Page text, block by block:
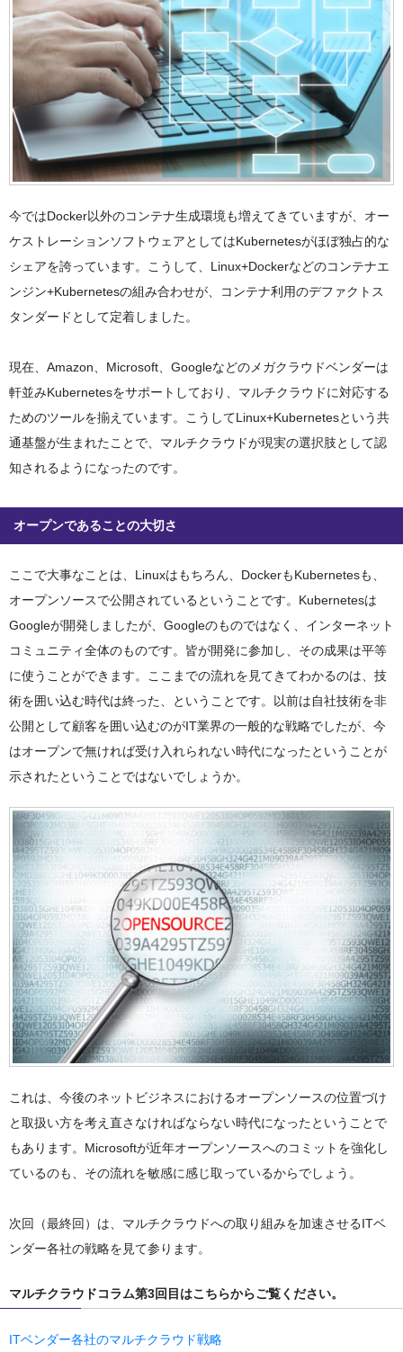
今ではDocker以外のコンテナ生成環境も増えてきていますが、オー
ケストレーションソフトウェアとしてはKubernetesがほぼ独占的な
シェアを誇っています。こうして、Linux+Dockerなどのコンテナエ
ンジン+Kubernetesの組み合わせが、コンテナ利用のデファクトス
タンダードとして定着しました。
現在、Amazon、Microsoft、Googleなどのメガクラウドベンダーは
軒並みKubernetesをサポートしており、マルチクラウドに対応する
ためのツールを揃えています。こうしてLinux+Kubernetesという共
通基盤が生まれたことで、マルチクラウドが現実の選択肢として認
知されるようになったのです。
オープンであることの大切さ
ここで大事なことは、Linuxはもちろん、DockerもKubernetesも、
オープンソースで公開されているということです。Kubernetesは
Googleが開発しましたが、Googleのものではなく、インターネット
コミュニティ全体のものです。皆が開発に参加し、その成果は平等
に使うことができます。ここまでの流れを見てきてわかるのは、技
術を囲い込む時代は終った、ということです。以前は自社技術を非
公開として顧客を囲い込むのがIT業界の一般的な戦略でしたが、今
はオープンで無ければ受け入れられない時代になったということが
示されたということではないでしょうか。
これは、今後のネットビジネスにおけるオープンソースの位置づけ
と取扱い方を考え直さなければならない時代になったということで
もあります。Microsoftが近年オープンソースへのコミットを強化し
ているのも、その流れを敏感に感じ取っているからでしょう。
次回（最終回）は、マルチクラウドへの取り組みを加速させるITベ
ンダー各社の戦略を見て参ります。
マルチクラウドコラム第3回目はこちらからご覧ください。
ITベンダー各社のマルチクラウド戦略